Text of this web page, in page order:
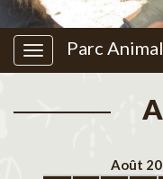
Parc
Août